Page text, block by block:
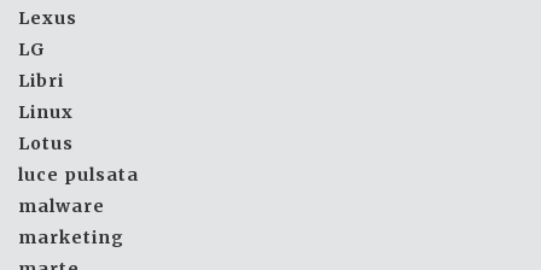
Lexus
LG
Libri
Linux
Lotus
luce pulsata
malware
marketing